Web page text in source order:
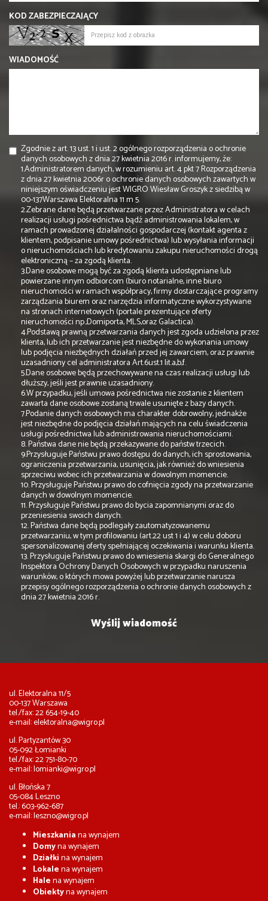
KOD ZABEZPIECZAJĄCY
WIADOMOŚĆ
Zgodnie z art. 13 ust. 1 i ust. 2 ogólnego rozporządzenia o ochronie
danych osobowych z dnia 27 kwietnia 2016 r. informujemy, że:
1.Administratorem danych, w rozumieniu art. 4 pkt 7 Rozporządzenia
z dnia 27 kwietnia 2006r o ochronie danych osobowych zawartych w
niniejszym oświadczeniu jest WIGRO Wiesław Groszyk z siedzibą w
00-137Warszawa Elektoralna 11 m 5.
2.Zebrane dane będą przetwarzane przez Administratora w celach
realizacji usługi pośrednictwa bądź administrowania lokalem, w
ramach prowadzonej działalności gospodarczej (kontakt agenta z
klientem, podpisanie umowy pośrednictwa) lub wysyłania informacji
o nieruchomościach lub kredytowaniu zakupu nieruchomości drogą
elektroniczną – za zgodą klienta.
3.Dane osobowe mogą być za zgodą klienta udostępniane lub
powierzane innym odbiorcom (biuro notarialne, inne biuro
nieruchomości w ramach współpracy, firmy dostarczające programy
zarządzania biurem oraz narzędzia informatyczne wykorzystywane
na stronach internetowych (portale prezentujące oferty
nieruchomości np.;Domiporta, MLS,oraz Galactica).
4.Podstawą prawną przetwarzania danych jest zgoda udzielona przez
klienta, lub ich przetwarzanie jest niezbędne do wykonania umowy
lub podjęcia niezbędnych działań przed jej zawarciem, oraz prawnie
uzasadniony cel administratora Art.6ust.1 lit.a,b,f.
5.Dane osobowe będą przechowywane na czas realizacji usługi lub
dłuższy, jeśli jest prawnie uzasadniony.
6.W przypadku, jeśli umowa pośrednictwa nie zostanie z klientem
zawarta dane osobowe zostaną trwale usunięte z bazy danych.
7.Podanie danych osobowych ma charakter dobrowolny, jednakże
jest niezbędne do podjęcia działań mających na celu świadczenia
usługi pośrednictwa lub administrowania nieruchomościami.
8. Państwa dane nie będą przekazywane do państw trzecich.
9.Przysługuje Państwu prawo dostępu do danych, ich sprostowania,
ograniczenia przetwarzania, usunięcia, jak również do wniesienia
sprzeciwu wobec ich przetwarzania w dowolnym momencie.
10. Przysługuje Państwu prawo do cofnięcia zgody na przetwarzanie
danych w dowolnym momencie.
11. Przysługuje Państwu prawo do bycia zapomnianymi oraz do
przeniesienia swoich danych.
12. Państwa dane będą podlegały zautomatyzowanemu
przetwarzaniu, w tym profilowaniu (art.22 ust 1 i 4) w celu doboru
spersonalizowanej oferty spełniającej oczekiwania i warunku klienta.
13. Przysługuje Państwu prawo do wniesienia skargi do Generalnego
Inspektora Ochrony Danych Osobowych w przypadku naruszenia
warunków, o których mowa powyżej lub przetwarzanie narusza
przepisy ogólnego rozporządzenia o ochronie danych osobowych z
dnia 27 kwietnia 2016 r.
ul. Elektoralna 11/5
00-137 Warszawa
tel./fax: 22 654-19-40
e-mail:elektoralna@wigro.pl
ul. Partyzantów 30
05-092 Łomianki
tel./fax: 22 751-80-70
e-mail:lomianki@wigro.pl
ul. Błońska 7
05-084 Leszno
tel.: 603-962-687
e-mail:leszno@wigro.pl
Mieszkaniana wynajem
Domyna wynajem
Działkina wynajem
Lokalena wynajem
Halena wynajem
Obiektyna wynajem